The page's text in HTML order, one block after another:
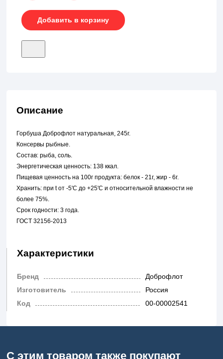
Добавить в корзину
Описание
Горбуша Доброфлот натуральная, 245г.
Консервы рыбные.
Состав: рыба, соль.
Энергетическая ценность: 138 ккал.
Пищевая ценность на 100г продукта: белок - 21г, жир - 6г.
Хранить: при t от -5'C до +25'C и относительной влажности не
более 75%.
Срок годности: 3 года.
ГОСТ 32156-2013
Характеристики
Бренд
Доброфлот
Изготовитель
Россия
Код
00-00002541
С этим товаром также покупают